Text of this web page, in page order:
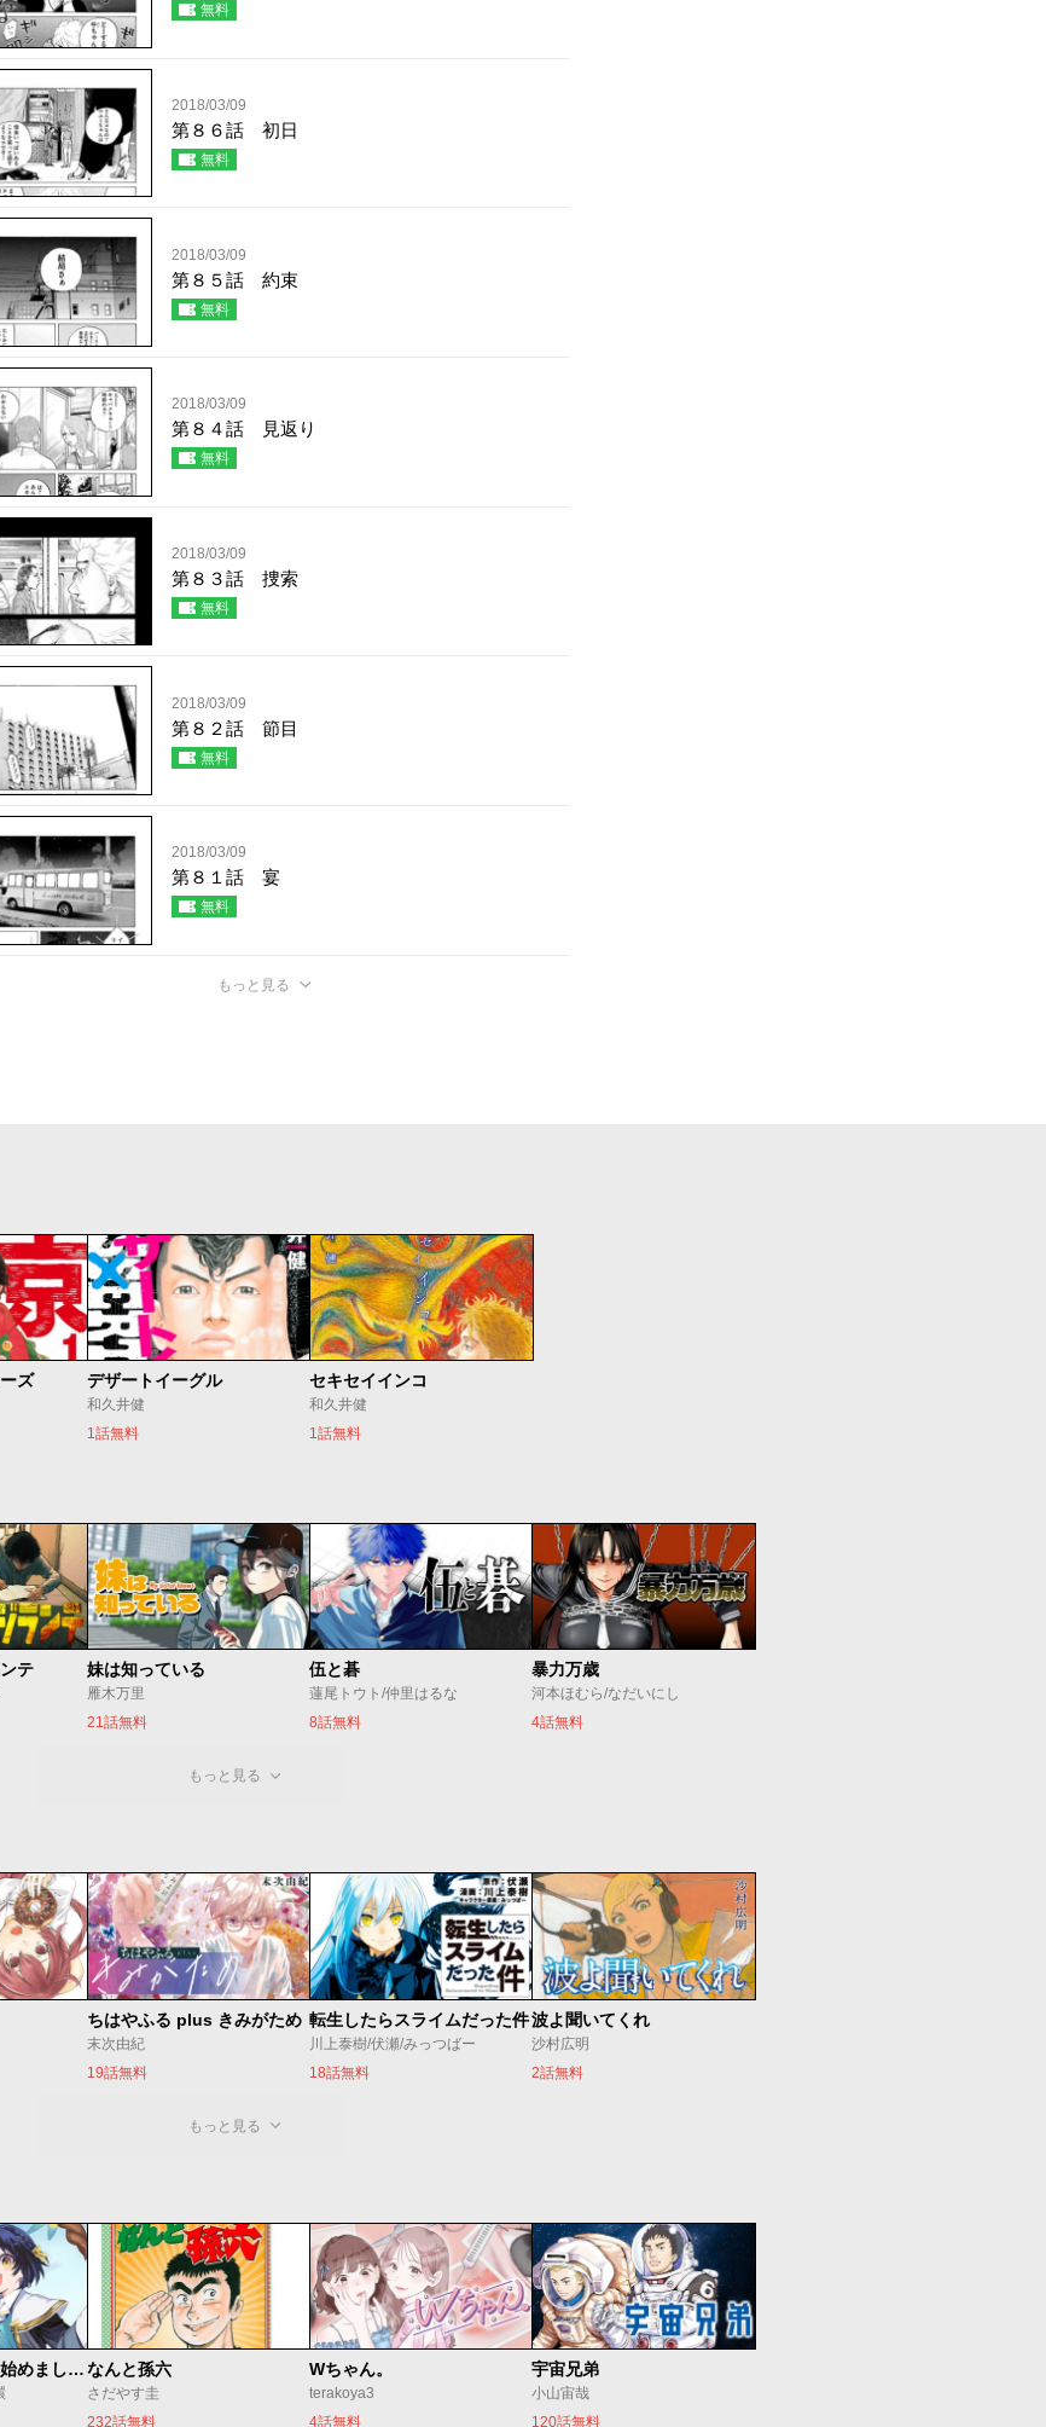
無料
2018/03/09
第８６話 初日
無料
2018/03/09
第８５話 約束
無料
2018/03/09
第８４話 見返り
無料
2018/03/09
第８３話 捜索
無料
2018/03/09
第８２話 節目
無料
2018/03/09
第８１話 宴
無料
もっと見る
ズ デザートイーグル
和久井健
1話無料
セキセイインコ
和久井健
1話無料
テ 妹は知っている
雁木万里
21話無料
伍と碁
蓮尾トウト/仲里はるな
8話無料
暴力万歳
河本ほむら/なだいにし
4話無料
もっと見る
ちはやふる plus きみがため
末次由紀
19話無料
転生したらスライムだった件
川上泰樹/伏瀬/みっつばー
18話無料
波よ聞いてくれ
沙村広明
2話無料
もっと見る
世界最強の魔女、始めました ～私だけ『攻略サイト』を見れる世界で自由に生きます～なんと孫六
さだやす圭
232話無料
Wちゃん。
terakoya3
4話無料
宇宙兄弟
小山宙哉
120話無料